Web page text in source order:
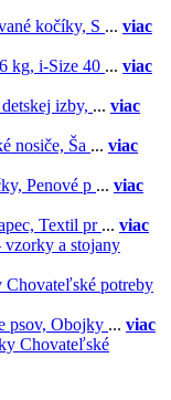
kočíky, S ... viac
kg, i-Size 40 ... viac
izby, ... viac
nosiče, Ša ... viac
Penové p ... viac
Textil pr ... viac
vzorky a stojany
Chovateľské potreby
psov, Obojky ... viac
Chovateľské